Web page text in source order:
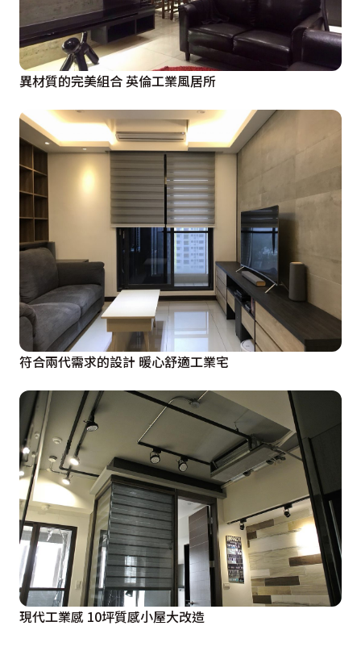
異材質的完美組合 英倫工業風居所
符合兩代需求的設計 暖心舒適工業宅
現代工業感 10坪質感小屋大改造